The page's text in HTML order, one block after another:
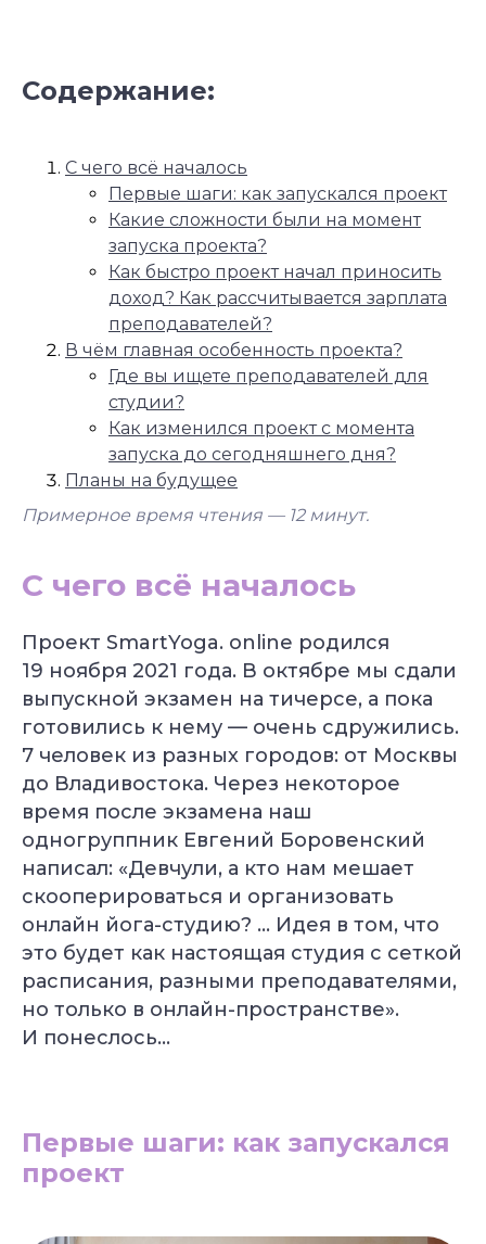
Содержание:
C чего всё началось
Первые шаги: как запускался проект
Какие сложности были на момент
запуска проекта?
Как быстро проект начал приносить
доход? Как рассчитывается зарплата
преподавателей?
В чём главная особенность проекта?
Где вы ищете преподавателей для
студии?
Как изменился проект с момента
запуска до сегодняшнего дня?
Планы на будущее
Примерное время чтения — 12 минут.
С чего всё началось
Проект SmartYoga. online родился
19 ноября 2021 года. В октябре мы сдали
выпускной экзамен на тичерсе, а пока
готовились к нему — очень сдружились.
7 человек из разных городов: от Москвы
до Владивостока. Через некоторое
время после экзамена наш
одногруппник Евгений Боровенский
написал: «Девчули, а кто нам мешает
скооперироваться и организовать
онлайн йога-студию? … Идея в том, что
это будет как настоящая студия с сеткой
расписания, разными преподавателями,
но только в онлайн-пространстве».
И понеслось…
Первые шаги: как запускался
проект